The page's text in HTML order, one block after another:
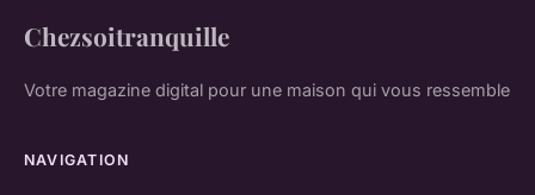
Chezsoitranquille
Votre magazine digital pour une maison qui vous ressemble
NAVIGATION